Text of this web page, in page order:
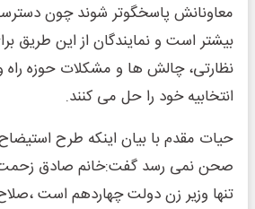
معاونانش پاسخگوتر شوند چون
بیشتر است و نمایندگان از این طریق
نظارتی، چالش ها و مشکلات حوزه راه
انتخابیه خود را حل می کنند.
حیات مقدم با بیان اینکه طرح
صحن نمی رسد گفت:خانم صادق
تنها وزیر زن دولت چهاردهم است